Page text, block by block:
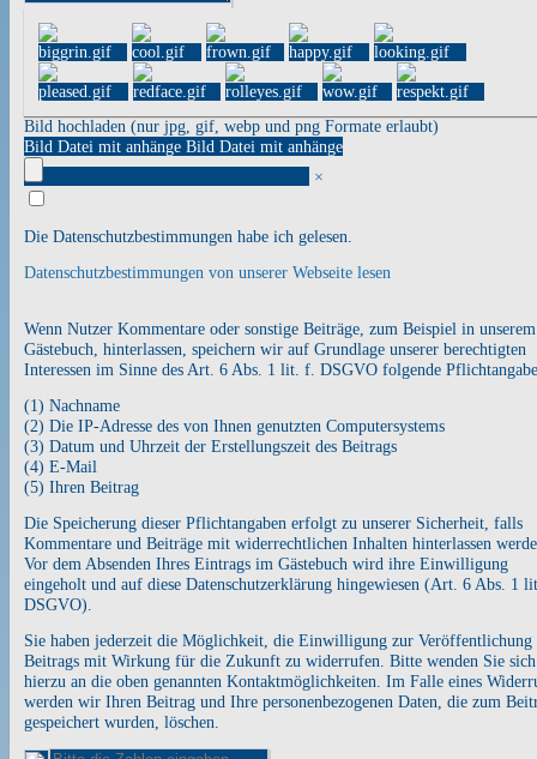
Bild hochladen (nur jpg, gif, webp und png Formate erlaubt)
Bild Datei mit anhänge Bild Datei mit anhänge
×
Die Datenschutzbestimmungen habe ich gelesen.
Datenschutzbestimmungen von unserer Webseite lesen
Wenn Nutzer Kommentare oder sonstige Beiträge, zum Beispiel in unserem
Gästebuch, hinterlassen, speichern wir auf Grundlage unserer berechtigten
Interessen im Sinne des Art. 6 Abs. 1 lit. f. DSGVO folgende
(1) Nachname
(2) Die IP-Adresse des von Ihnen genutzten Computersystems
(3) Datum und Uhrzeit der Erstellungszeit des Beitrags
(4) E-Mail
(5) Ihren Beitrag
Die Speicherung dieser Pflichtangaben erfolgt zu unserer Sicherheit, falls
Kommentare und Beiträge mit widerrechtlichen Inhalten hinterlassen
Vor dem Absenden Ihres Eintrags im Gästebuch wird ihre Einwilligung
eingeholt und auf diese Datenschutzerklärung hingewiesen (Art. 6 Abs. 1
DSGVO).
Sie haben jederzeit die Möglichkeit, die Einwilligung zur Veröffentlichung
Beitrags mit Wirkung für die Zukunft zu widerrufen. Bitte wenden Sie sich
hierzu an die oben genannten Kontaktmöglichkeiten. Im Falle eines
werden wir Ihren Beitrag und Ihre personenbezogenen Daten, die zum
gespeichert wurden, löschen.